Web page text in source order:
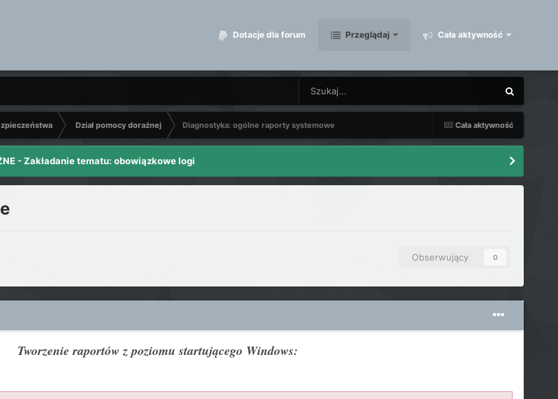
Dotacje dla forum Przeglądaj Cała aktywność
Cała aktywność
Dział pomocy doraźnej Diagnostyka: ogólne raporty systemowe
- Zakładanie tematu: obowiązkowe logi
Obserwujący 0
Tworzenie raportów z poziomu startującego Windows: